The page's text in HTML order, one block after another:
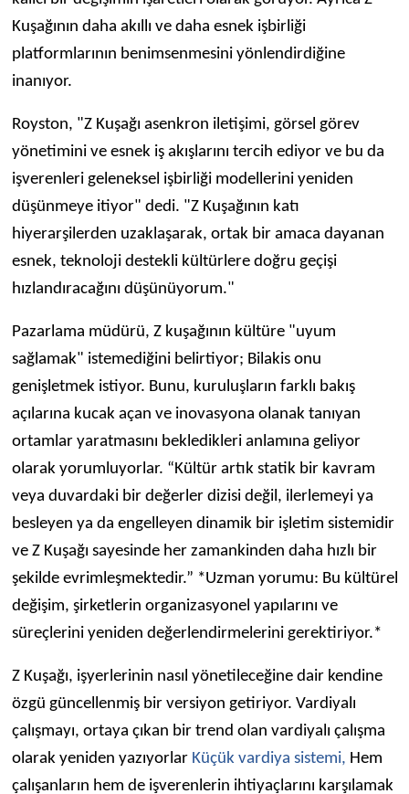
Kuşağının daha akıllı ve daha esnek işbirliği
platformlarının benimsenmesini yönlendirdiğine
inanıyor.
Royston, "Z Kuşağı asenkron iletişimi, görsel görev
yönetimini ve esnek iş akışlarını tercih ediyor ve bu da
işverenleri geleneksel işbirliği modellerini yeniden
düşünmeye itiyor" dedi. "Z Kuşağının katı
hiyerarşilerden uzaklaşarak, ortak bir amaca dayanan
esnek, teknoloji destekli kültürlere doğru geçişi
hızlandıracağını düşünüyorum."
Pazarlama müdürü, Z kuşağının kültüre "uyum
sağlamak" istemediğini belirtiyor; Bilakis onu
genişletmek istiyor. Bunu, kuruluşların farklı bakış
açılarına kucak açan ve inovasyona olanak tanıyan
ortamlar yaratmasını bekledikleri anlamına geliyor
olarak yorumluyorlar. “Kültür artık statik bir kavram
veya duvardaki bir değerler dizisi değil, ilerlemeyi ya
besleyen ya da engelleyen dinamik bir işletim sistemidir
ve Z Kuşağı sayesinde her zamankinden daha hızlı bir
şekilde evrimleşmektedir.” *Uzman yorumu: Bu kültürel
değişim, şirketlerin organizasyonel yapılarını ve
süreçlerini yeniden değerlendirmelerini gerektiriyor.*
Z Kuşağı, işyerlerinin nasıl yönetileceğine dair kendine
özgü güncellenmiş bir versiyon getiriyor. Vardiyalı
çalışmayı, ortaya çıkan bir trend olan vardiyalı çalışma
olarak yeniden yazıyorlar Küçük vardiya sistemi, Hem
çalışanların hem de işverenlerin ihtiyaçlarını karşılamak